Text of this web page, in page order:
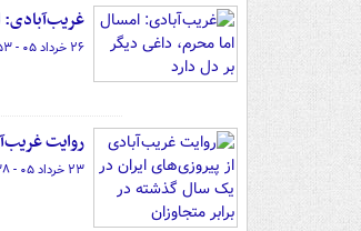
غریب‌آبادی:
۲۶ خرداد ۰۵ - ۰۸:۵۳
روایت
۲۳ خرداد ۰۵ - ۲۲:۳۸